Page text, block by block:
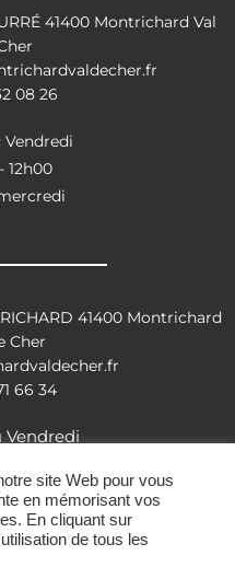
41400 Montrichard Val
08 26
Vendredi
12h00
41400 Montrichard
Cher
66 34
Vendredi
site Web pour vous
en mémorisant vos
En cliquant sur
de tous les